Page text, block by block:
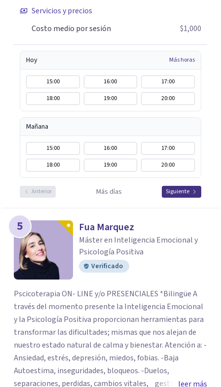
Servicios y precios
Costo medio por sesión
$1,000
Hoy Más horas
15:00 16:00
17:00
18:00
19:00 20:00
Mañana
15:00 16:00
17:00
18:00
19:00 20:00
Anterior Más días Siguiente
5 Fua Marquez
Máster en Inteligencia Emocional y
Psicología Positiva
Verificado
Pscicoterapia ON- LINE y/o PRESENCIALES *Bilingüe A
través del momento presente la Inteligencia Emocional
y la Psicología Positiva proporcionan herramientas para
transformar las dificultades; mismas que nos alejan de
nuestro estado natural de calma y bienestar. Atención a: -
Ansiedad, estrés, depresión, miedos, fobias. -Baja
Autoestima, inseguridades, bloqueos. -Duelos,
separaciones, perdidas, cambios vitales, gestión deleer más